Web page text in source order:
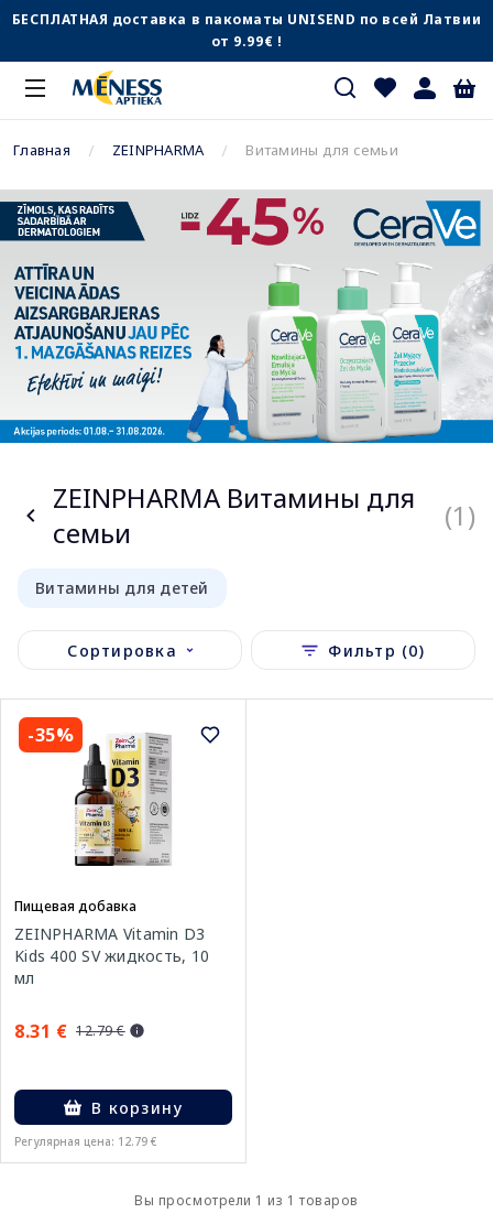
БЕСПЛАТНАЯ доставка в пакоматы UNISEND по всей Латвии
от 9.99€ !
Главная ZEINPHARMA Витамины для семьи
ZEINPHARMA Витамины для
семьи
(1)
Витамины для детей
Сортировка Фильтр (0)
-35%
Пищевая добавка
ZEINPHARMA Vitamin D3
Kids 400 SV жидкость, 10
мл
8.31 € 12.79 €
В корзину
Регулярная цена: 12.79 €
Вы просмотрели 1 из 1 товаров